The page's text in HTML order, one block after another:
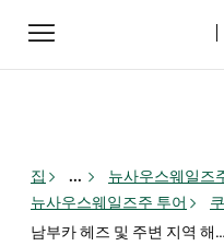
Toggle
navigation
집 ...
뉴사우스웨일즈
뉴사우스웨일즈주 투어
남부카 헤즈 및 주변 지역 해안 및 전원 가이드 투어